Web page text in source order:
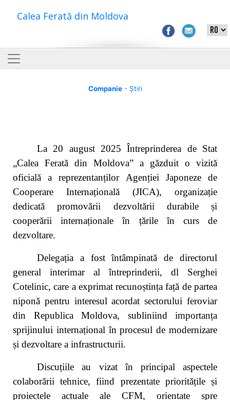
Calea Ferată din Moldova
Companie- Știri
La 20 august 2025 Întreprinderea de Stat
„Calea Ferată din Moldova” a găzduit o vizită
oficială a reprezentanților Agenției Japoneze de
Cooperare Internațională (JICA), organizație
dedicată promovării dezvoltării durabile și
cooperării internaționale în țările în curs de
dezvoltare.
Delegația a fost întâmpinată de directorul
general interimar al întreprinderii, dl Serghei
Cotelinic, care a exprimat recunoștința față de partea
niponă pentru interesul acordat sectorului feroviar
din Republica Moldova, subliniind importanța
sprijinului internațional în procesul de modernizare
și dezvoltare a infrastructurii.
Discuțiile au vizat în principal aspectele
colaborării tehnice, fiind prezentate prioritățile și
proiectele actuale ale CFM, orientate spre